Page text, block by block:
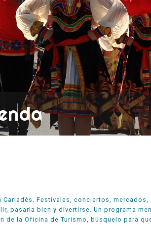
Festivales, conciertos, mercados,
pasarla bien y divertirse. Un programa
de la Oficina de Turismo, búsquelo para